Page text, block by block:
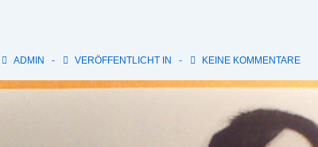
ADMIN VERÖFFENTLICHT IN KEINE KOMMENTARE